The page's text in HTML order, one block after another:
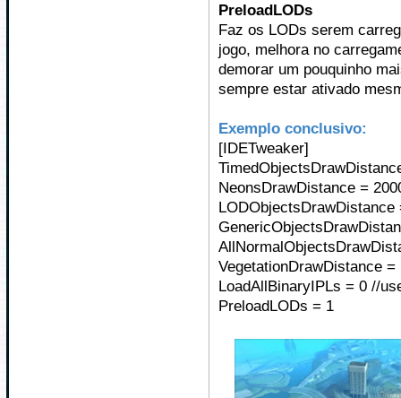
PreloadLODs
Faz os LODs serem
jogo, melhora no
demorar um pouquinho
sempre estar ativado
Exemplo conclusivo:
[IDETweaker]
NeonsDrawDistance =
LODObjectsDrawDistance
VegetationDrawDistance =
LoadAllBinaryIPLs = 0 //
PreloadLODs = 1